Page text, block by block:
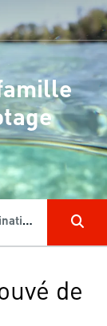
Rechercher un séjour, une activité, une destination...
de